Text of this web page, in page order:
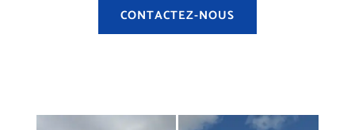
CONTACTEZ-NOUS